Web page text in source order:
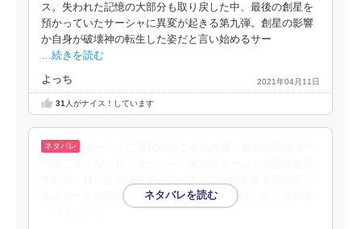
ス。失われた記憶の大部分も取り戻した中、最後の創星を
預かっていたサーシャに異変が起きる第九弾。創星の影響
か自身が破壊神の転生した姿だと言い始めるサー
…続きを読む
よっち 2021年04月11日
31 人がナイス！しています
ルニユーとの記憶…。そしてミリティアが残したとされる